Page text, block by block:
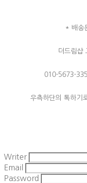
* 배송
더드림샵
010-5673-
우측하단의 톡하기
Writer
Email
Password